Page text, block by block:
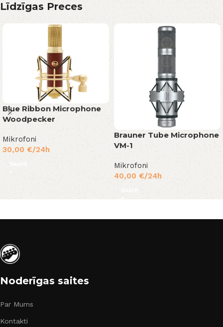
Līdzīgas Preces
Blue Ribbon Microphone
Woodpecker
Mikrofoni
30,00 €/24h
Skatīt
Brauner Tube Microphone
VM-1
Mikrofoni
40,00 €/24h
Skatīt
Noderīgas saites
Par Mums
Kontakti